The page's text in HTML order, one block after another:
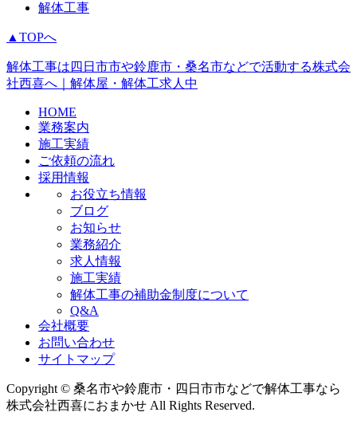
解体工事
▲TOPへ
解体工事は四日市市や鈴鹿市・桑名市などで活動する株式会
社西喜へ｜解体屋・解体工求人中
HOME
業務案内
施工実績
ご依頼の流れ
採用情報
お役立ち情報
ブログ
お知らせ
業務紹介
求人情報
施工実績
解体工事の補助金制度について
Q&A
会社概要
お問い合わせ
サイトマップ
Copyright © 桑名市や鈴鹿市・四日市市などで解体工事なら
株式会社西喜におまかせ All Rights Reserved.